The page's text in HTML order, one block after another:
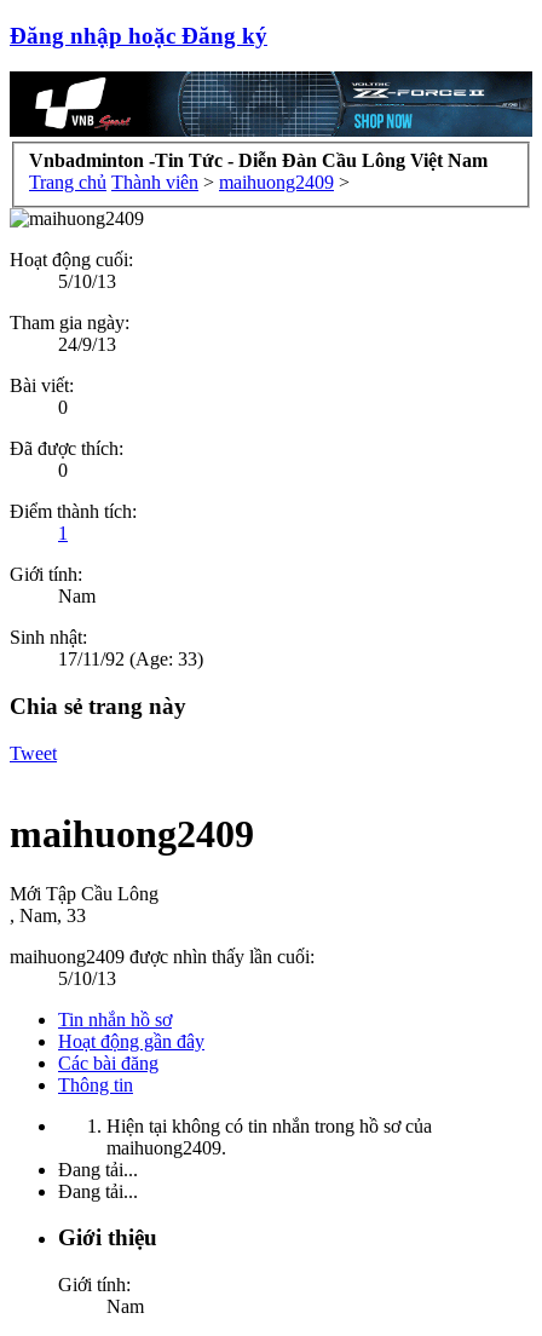
Đăng nhập hoặc Đăng ký
Vnbadminton -Tin Tức - Diễn Đàn Cầu Lông Việt Nam
Trang chủ Thành viên > maihuong2409 >
Hoạt động cuối:
5/10/13
Tham gia ngày:
24/9/13
Bài viết:
0
Đã được thích:
0
Điểm thành tích:
1
Giới tính:
Nam
Sinh nhật:
17/11/92 (Age: 33)
Chia sẻ trang này
Tweet
maihuong2409
Mới Tập Cầu Lông
, Nam, 33
maihuong2409 được nhìn thấy lần cuối:
5/10/13
Tin nhắn hồ sơ
Hoạt động gần đây
Các bài đăng
Thông tin
Hiện tại không có tin nhắn trong hồ sơ của
maihuong2409.
Đang tải...
Đang tải...
Giới thiệu
Giới tính:
Nam